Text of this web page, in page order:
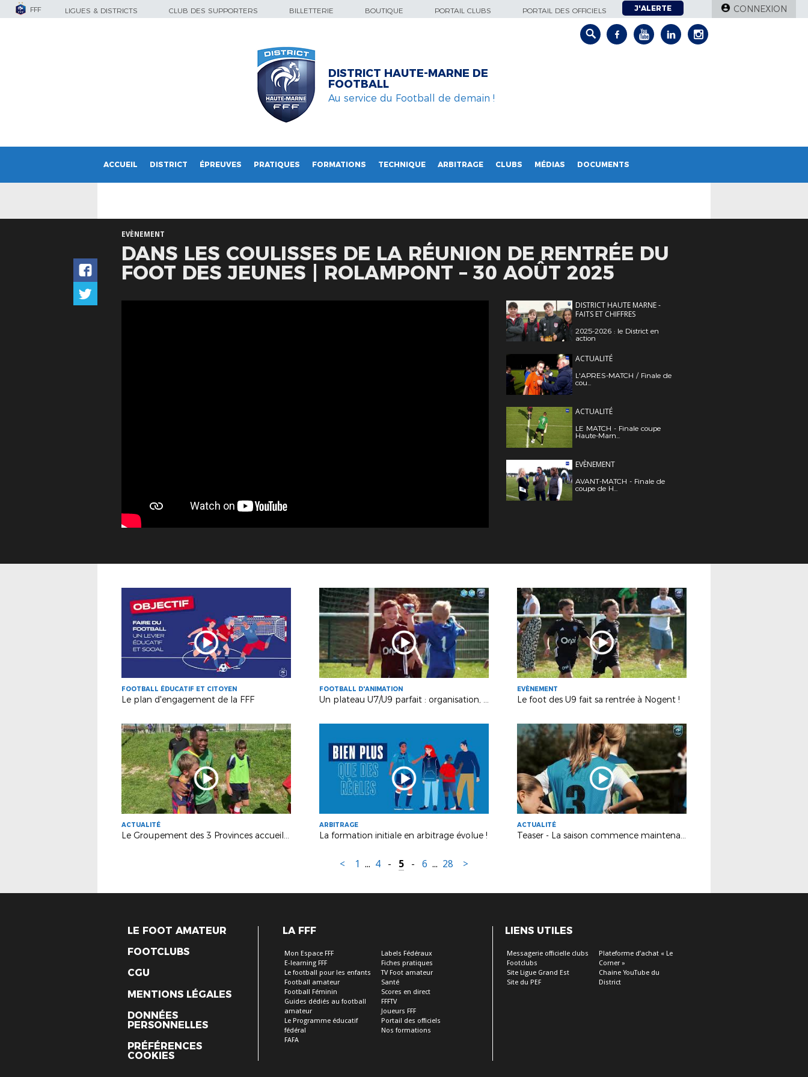
FFF LIGUES & DISTRICTS CLUB DES SUPPORTERS BILLETTERIE BOUTIQUE PORTAIL CLUBS PORTAIL DES OFFICIELS J'ALERTE CONNEXION
DISTRICT HAUTE-MARNE DE
FOOTBALL
Au service du Football de demain !
ACCUEIL DISTRICT ÉPREUVES PRATIQUES FORMATIONS TECHNIQUE ARBITRAGE CLUBS MÉDIAS DOCUMENTS
EVÈNEMENT
DANS LES COULISSES DE LA RÉUNION DE RENTRÉE DU
FOOT DES JEUNES | ROLAMPONT – 30 AOÛT 2025
DISTRICT HAUTE MARNE -
FAITS ET CHIFFRES
2025-2026 : le District en
action
ACTUALITÉ
L'APRES-MATCH / Finale de
cou...
ACTUALITÉ
LE MATCH - Finale coupe
Haute-Marn...
EVÈNEMENT
AVANT-MATCH - Finale de
coupe de H...
FOOTBALL ÉDUCATIF ET CITOYEN
Le plan d'engagement de la FFF
FOOTBALL D'ANIMATION
Un plateau U7/U9 parfait : organisation, jeu et plaisir !
EVÈNEMENT
Le foot des U9 fait sa rentrée à Nogent !
ACTUALITÉ
Le Groupement des 3 Provinces accueille Jean II Makoun
ARBITRAGE
La formation initiale en arbitrage évolue !
ACTUALITÉ
Teaser - La saison commence maintenant !
< 1 ... 4 - 5 - 6 ... 28 >
LE FOOT AMATEUR
FOOTCLUBS
CGU
MENTIONS LÉGALES
DONNÉES
PERSONNELLES
PRÉFÉRENCES
COOKIES
LA FFF
Mon Espace FFF
E-learning FFF
Le football pour les enfants
Football amateur
Football Féminin
Guides dédiés au football
amateur
Le Programme éducatif
fédéral
FAFA
Labels Fédéraux
Fiches pratiques
TV Foot amateur
Santé
Scores en direct
FFFTV
Joueurs FFF
Portail des officiels
Nos formations
LIENS UTILES
Messagerie officielle clubs
Footclubs
Site Ligue Grand Est
Site du PEF
Plateforme d’achat « Le
Corner »
Chaine YouTube du
District